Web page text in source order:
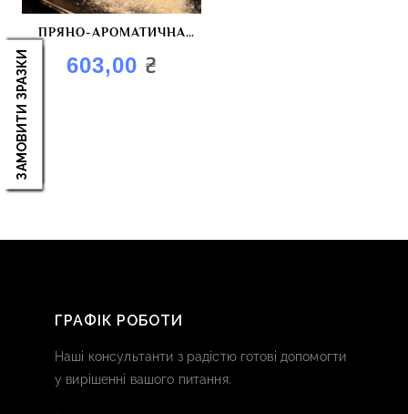
ЗАМОВИТИ ЗРАЗКИ
ПРЯНО-АРОМАТИЧНА
СУМІШ “УКРАЇНСЬКИЙ
КЛАСИЧНИЙ BBQ”
603,00 ₴
ГРАФІК РОБОТИ
Наші консультанти з радістю готові допомогти
у вирішенні вашого питання.